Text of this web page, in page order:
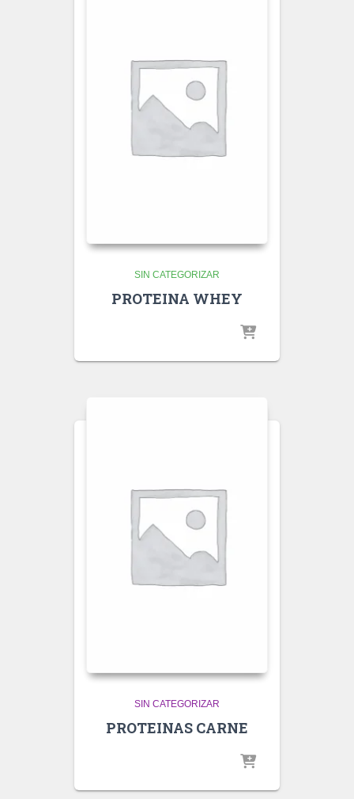
SIN CATEGORIZAR
PROTEINA WHEY
SIN CATEGORIZAR
PROTEINAS CARNE